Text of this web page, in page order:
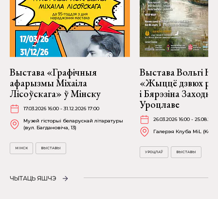
Выстава «Графічныя
афарызмы Міхаіла
Лісоўскага» ў Мінску
17.03.2026 16:00 - 31.12.2026 17:00
Музей гісторыі беларускай літаратуры
(вул. Багдановіча, 13)
МІНСК ВЫСТАВЫ
Выстава Вольгі
«Жыццё дзвюх
і Бярэзіна
Уроцлаве
26.03.2026 16:00 -
Галерэя Клуба MiL
УРОЦЛАЎ ВЫСТАВЫ
ЧЫТАЦЬ ЯШЧЭ